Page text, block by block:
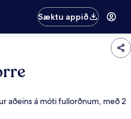
Sæktu appið
aðeins á móti fullorðnum, með 2